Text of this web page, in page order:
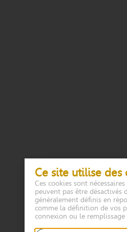
Ce site utilise des
Ces cookies sont
peuvent pas être désactivés
généralement définis en
comme la définition de vos
connexion ou le